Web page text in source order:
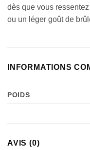
dès que vous
ou un léger goût de
INFORMATIONS
POIDS
AVIS (0)